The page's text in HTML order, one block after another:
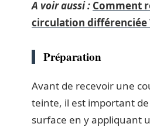
A voir aussi : Comment
circulation différenciée
Préparation
Avant de recevoir une
teinte, il est important
surface en y appliquant